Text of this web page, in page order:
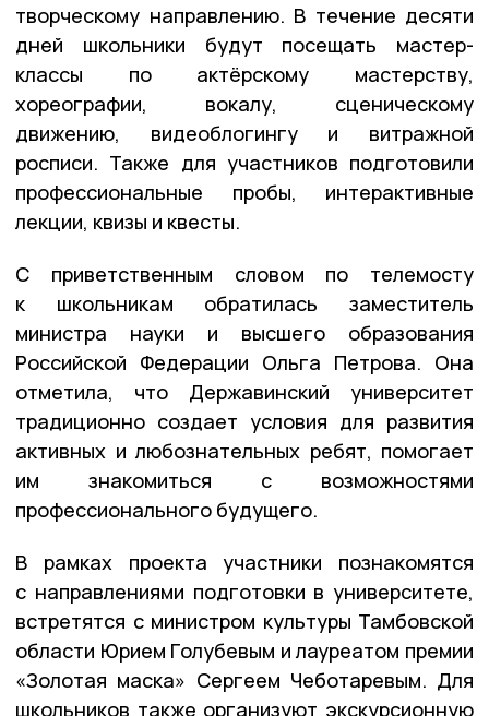
творческому направлению. В течение десяти
дней школьники будут посещать мастер-
классы по актёрскому мастерству,
хореографии, вокалу, сценическому
движению, видеоблогингу и витражной
росписи. Также для участников подготовили
профессиональные пробы, интерактивные
лекции, квизы и квесты.
С приветственным словом по телемосту
к школьникам обратилась заместитель
министра науки и высшего образования
Российской Федерации Ольга Петрова. Она
отметила, что Державинский университет
традиционно создает условия для развития
активных и любознательных ребят, помогает
им знакомиться с возможностями
профессионального будущего.
В рамках проекта участники познакомятся
с направлениями подготовки в университете,
встретятся с министром культуры Тамбовской
области Юрием Голубевым и лауреатом премии
«Золотая маска» Сергеем Чеботаревым. Для
школьников также организуют экскурсионную